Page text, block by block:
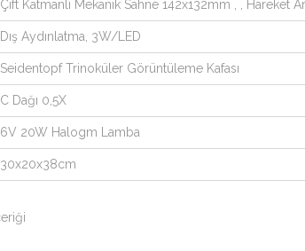
Çift Katmanlı Mekanik Sahne 142x132mm , , Hareket
Dış Aydınlatma, 3W/LED
Seidentopf Trinoküler Görüntüleme Kafası
C Dağı 0,5X
6V 20W Halogm Lamba
30x20x38cm